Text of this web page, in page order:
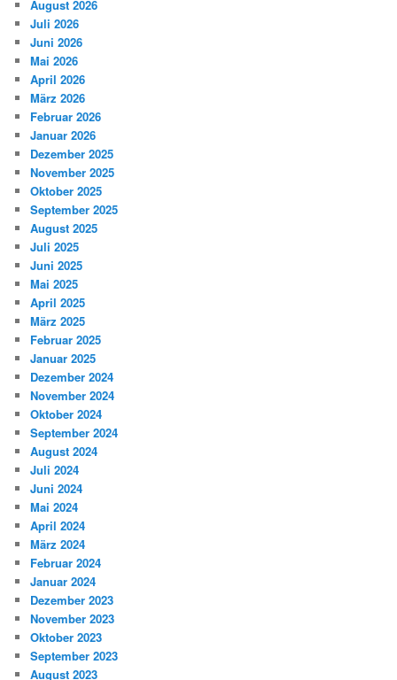
August 2026
Juli 2026
Juni 2026
Mai 2026
April 2026
März 2026
Februar 2026
Januar 2026
Dezember 2025
November 2025
Oktober 2025
September 2025
August 2025
Juli 2025
Juni 2025
Mai 2025
April 2025
März 2025
Februar 2025
Januar 2025
Dezember 2024
November 2024
Oktober 2024
September 2024
August 2024
Juli 2024
Juni 2024
Mai 2024
April 2024
März 2024
Februar 2024
Januar 2024
Dezember 2023
November 2023
Oktober 2023
September 2023
August 2023